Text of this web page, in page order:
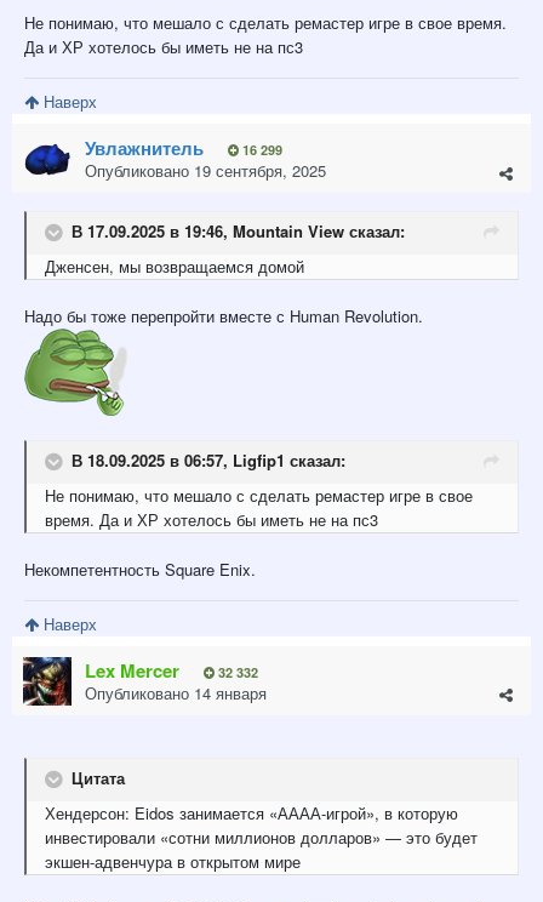
Не понимаю, что мешало с сделать ремастер игре в свое время.
Да и ХР хотелось бы иметь не на пс3
Наверх
Увлажнитель 16 299
Опубликовано 19 сентября, 2025
В 17.09.2025 в 19:46, Mountain View сказал:
Дженсен, мы возвращаемся домой
Надо бы тоже перепройти вместе с Human Revolution.
В 18.09.2025 в 06:57, Ligfip1 сказал:
Не понимаю, что мешало с сделать ремастер игре в свое
время. Да и ХР хотелось бы иметь не на пс3
Некомпетентность Square Enix.
Наверх
Lex Mercer 32 332
Опубликовано 14 января
Цитата
Хендерсон: Eidos занимается «АААА-игрой», в которую
инвестировали «сотни миллионов долларов» — это будет
экшен-адвенчура в открытом мире